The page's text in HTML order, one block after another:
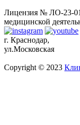
Лицензия № ЛО-23-
медицинской
г. Краснодар,
ул.Московская
Copyright © 2023